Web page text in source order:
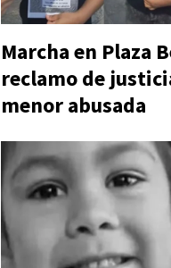
Marcha en Plaza
reclamo de
menor abusada